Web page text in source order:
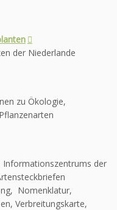
der Niederlande
zu Ökologie,
Informationszentrums der
Nomenklatur,
Verbreitungskarte,